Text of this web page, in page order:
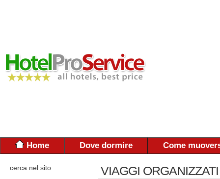
Home Dove dormire Come
cerca nel sito
VIAGGI ORGANIZZATI